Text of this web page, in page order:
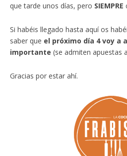
que tarde unos días, pero SIEMPRE
Si habéis llegado hasta aquí os
saber que el próximo día 4 voy a
importante (se admiten apuestas
Gracias por estar ahí.